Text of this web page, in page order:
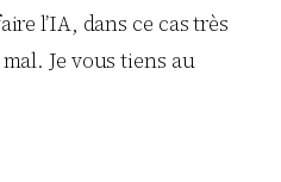
l’IA, dans ce cas très
Je vous tiens au